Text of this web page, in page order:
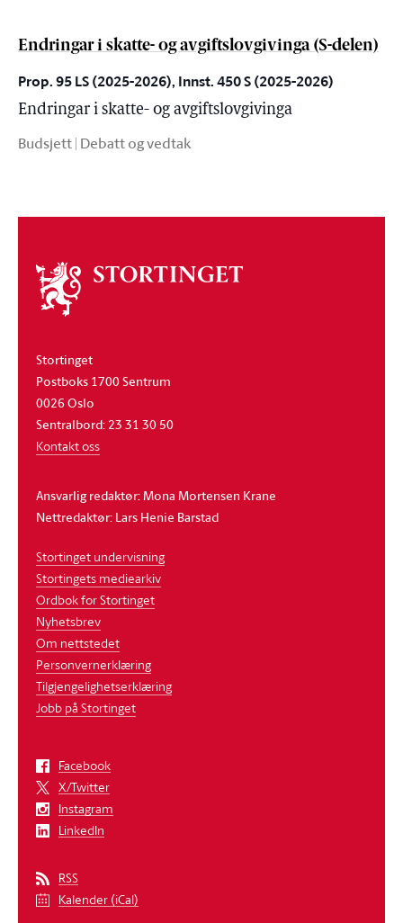
Endringar i skatte- og avgiftslovgivinga (S-delen)
Prop. 95 LS (2025-2026), Innst. 450 S (2025-2026)
Endringar i skatte- og avgiftslovgivinga
Budsjett | Debatt og vedtak
Om
stortinget
Stortinget
Postboks 1700 Sentrum
0026 Oslo
Sentralbord: 23 31 30 50
Kontakt oss
Ansvarlig redaktør: Mona Mortensen Krane
Nettredaktør: Lars Henie Barstad
Stortinget undervisning
Stortingets mediearkiv
Ordbok for Stortinget
Nyhetsbrev
Om nettstedet
Personvernerklæring
Tilgjengelighetserklæring
Jobb på Stortinget
Facebook
X/Twitter
Instagram
LinkedIn
RSS
Kalender (iCal)